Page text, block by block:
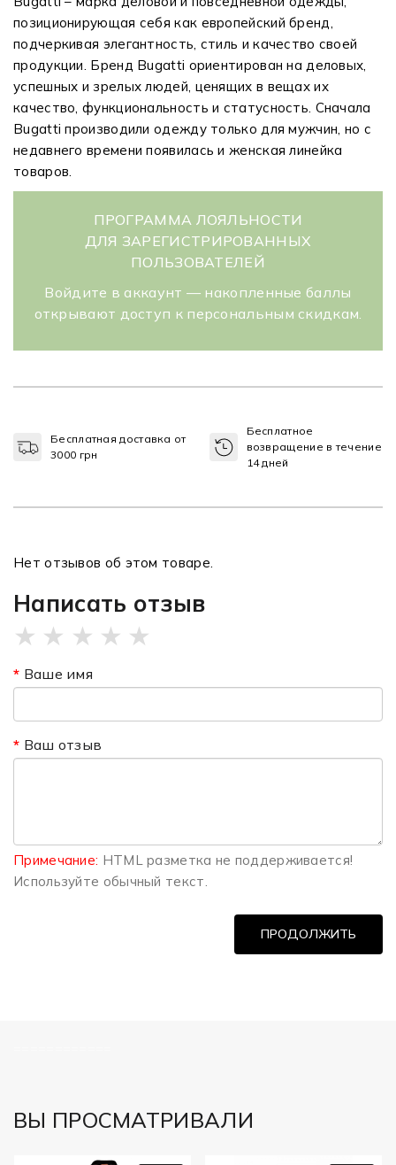
позиционирующая себя как европейский бренд,
подчеркивая элегантность, стиль и качество своей
продукции. Бренд Bugatti ориентирован на деловых,
успешных и зрелых людей, ценящих в вещах их
качество, функциональность и статусность. Сначала
Bugatti производили одежду только для мужчин, но с
недавнего времени появилась и женская линейка
товаров.
ПРОГРАММА ЛОЯЛЬНОСТИ
ДЛЯ ЗАРЕГИСТРИРОВАННЫХ
ПОЛЬЗОВАТЕЛЕЙ
Войдите в аккаунт — накопленные баллы
открывают доступ к персональным скидкам.
Бесплатная доставка от
3000 грн
Бесплатное
возвращение в течение
14 дней
Нет отзывов об этом товаре.
Написать отзыв
★ ★ ★ ★ ★
Ваше имя
Ваш отзыв
Примечание: HTML разметка не поддерживается!
Используйте обычный текст.
ПРОДОЛЖИТЬ
ВЫ ПРОСМАТРИВАЛИ